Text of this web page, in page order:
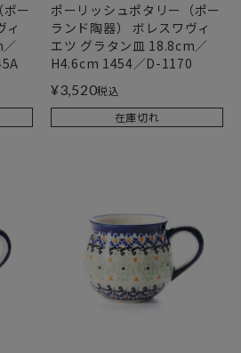
ー
ィ
ポーリッシュポタリー（ポー
ランド陶器） ボレスワヴィ
エツ グラタン皿 18.8cm／
H4.6cm 1454／D-1170
¥3,520税込
在庫切れ